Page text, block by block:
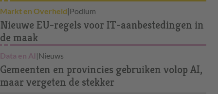
Markt en Overheid|Podium
Nieuwe EU-regels voor IT-aanbestedingen in
de maak
Data en AI |Nieuws
Gemeenten en provincies gebruiken volop AI,
maar vergeten de stekker